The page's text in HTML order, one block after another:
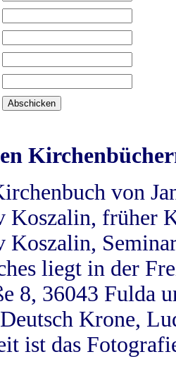
von
Koszalin, früher
Koszalin,
liegt in der
8, 36043 Fulda
Krone,
ist das